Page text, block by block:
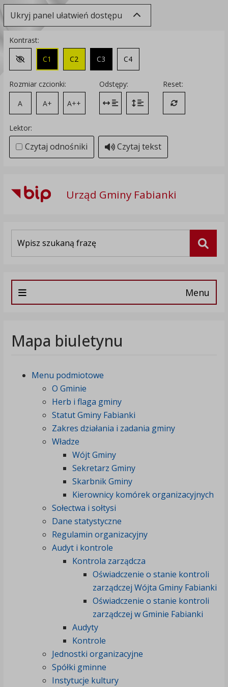
Ukryj panel ułatwień dostępu
Kontrast:
Zmień kontrast na domyślny
C1 C2 C3 C4
Rozmiar czcionki:
A
A+ A++
Odstępy:
Zmień odstęp między literami
Zmień interlinię i margines
Reset:
Przywróć
Lektor:
Czytaj odnośniki Czytaj tekst
Urząd Gminy Fabianki
Menu
Mapa biuletynu
Menu podmiotowe
O Gminie
Herb i flaga gminy
Statut Gminy Fabianki
Zakres działania i zadania gminy
Władze
Wójt Gminy
Sekretarz Gminy
Skarbnik Gminy
Kierownicy komórek organizacyjnych
Sołectwa i sołtysi
Dane statystyczne
Regulamin organizacyjny
Audyt i kontrole
Kontrola zarządcza
Oświadczenie o stanie kontroli
zarządczej Wójta Gminy Fabianki
Oświadczenie o stanie kontroli
zarządczej w Gminie Fabianki
Audyty
Kontrole
Jednostki organizacyjne
Spółki gminne
Instytucje kultury